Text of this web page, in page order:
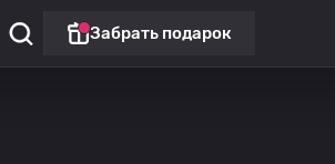
Забрать подарок